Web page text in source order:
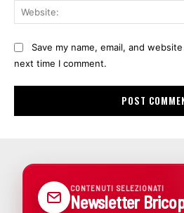
Save my name, email, and
next time I comment.
CONTENUTI SELEZIONATI
Newsletter